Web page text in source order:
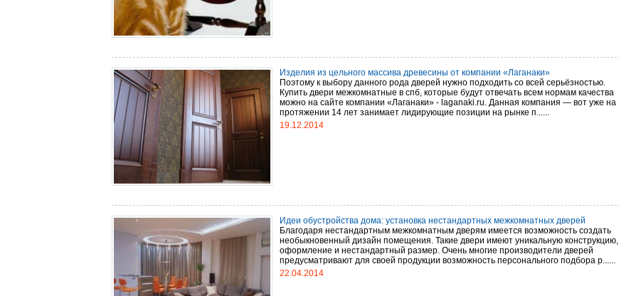
Изделия из цельного массива древесины от компании «Лаганаки»
Поэтому к выбору данного рода дверей нужно подходить со всей серьёзностью.
Купить двери межкомнатные в спб, которые будут отвечать всем нормам качества
можно на сайте компании «Лаганаки» - laganaki.ru. Данная компания — вот уже на
протяжении 14 лет занимает лидирующие позиции на рынке п......
19.12.2014
Идеи обустройства дома: установка нестандартных межкомнатных дверей
Благодаря нестандартным межкомнатным дверям имеется возможность создать
необыкновенный дизайн помещения. Такие двери имеют уникальную конструкцию,
оформление и нестандартный размер. Очень многие производители дверей
предусматривают для своей продукции возможность персонального подбора р......
22.04.2014